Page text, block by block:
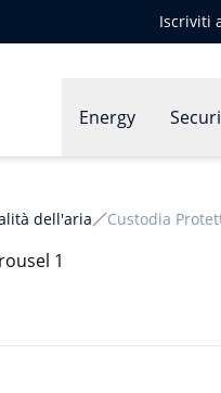
Iscriviti
Energy
dell'aria Custodia